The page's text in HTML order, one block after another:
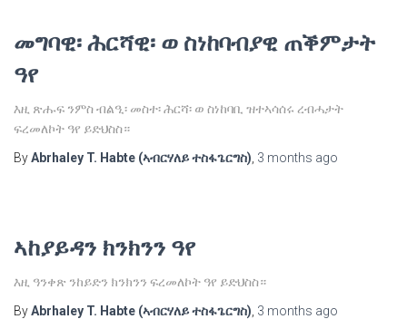
መግባዊ፡ ሕርሻዊ፡ ወ ስነከባብያዊ ጠቕምታት
ዓየ
እዚ ጽሑፍ ንምስ ብልዒ፡ መስተ፡ ሕርሻ፡ ወ ስነከባቢ ዝተኣሳሰሩ ረብሓታት
ፍረመለኮት ዓየ ይድህስስ።
ByAbrhaley T. Habte (ኣብርሃለይ ተስፋጌርግስ) 3 months ago
ኣከያይዳን ክንክንን ዓየ
እዚ ዓንቀጽ ንከይድን ክንክንን ፍረመለኮት ዓየ ይድህስስ።
ByAbrhaley T. Habte (ኣብርሃለይ ተስፋጌርግስ) 3 months ago